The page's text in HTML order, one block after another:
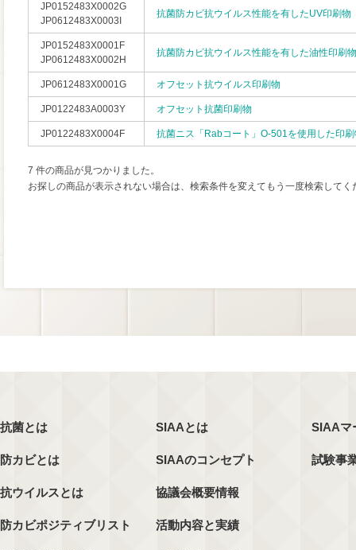
JP0152483X0002G
JP0612483X0003I
抗菌防カビ抗ウイルス性能を有したUV印刷物
JP0152483X0001F
JP0612483X0002H
抗菌防カビ抗ウイルス性能を有した油性印刷物
JP0612483X0001G オフセット抗ウイルス印刷物
JP0122483A0003Y オフセット抗菌印刷物
JP0122483X0004F 抗菌ニス「Rabコート」O-501を使用した印
7 件の商品が見つかりました。
お探しの商品が表示されない場合は、検索条件を変えてもう一度検索してく
抗菌とは
防カビとは
抗ウイルスとは
防カビポジティブリスト
SIAAとは
SIAAのコンセプト
協議会概要情報
活動内容と実績
SIAAマ
試験事